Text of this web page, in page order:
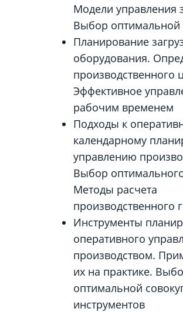
Модели управления
Выбор оптимальной
Планирование
оборудования.
производственного
Эффективное
рабочим временем
Подходы к
календарному
управлению
Выбор
Методы расчета
производственного
Инструменты
оперативного
производством.
их на практике.
оптимальной
инструментов